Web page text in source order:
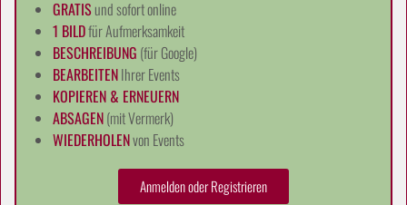
GRATISund sofort online
1 BILDfür Aufmerksamkeit
BESCHREIBUNG (für Google)
BEARBEITENIhrer Events
KOPIEREN & ERNEUERN
ABSAGEN(mit Vermerk)
WIEDERHOLENvon Events
Anmelden oder Registrieren